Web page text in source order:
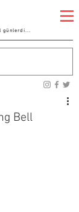
günlerdi...
Bell